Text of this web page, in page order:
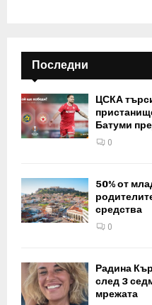
Последни
ЦСКА
Батуми
0
50% от
средства
0
Радина
след 3
мрежата